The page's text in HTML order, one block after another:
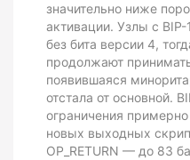
значительно ниже
активации. Узлы с BIP-
без бита версии 4,
продолжают
появившаяся
отстала от основной.
ограничения
новых выходных
OP_RETURN — до 83